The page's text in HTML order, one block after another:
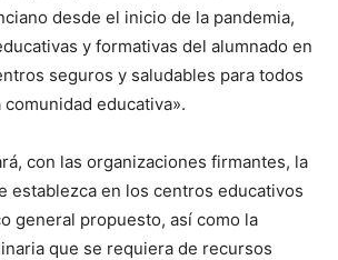
desde el inicio de la pandemia,
y formativas del alumnado en
seguros y saludables para todos
educativa».
con las organizaciones firmantes, la
establezca en los centros educativos
general propuesto, así como la
que se requiera de recursos